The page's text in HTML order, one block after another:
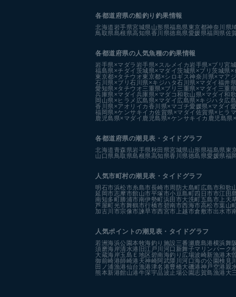
各都道府県の船釣り釣果情報
北海道岩手県宮城県山形県福島県東京都神奈川県
鳥取県島根県高知県香川県徳島県愛媛県福岡県佐
各都道府県の人気魚種の釣果情報
岩手県×マダラ 岩手県×スルメイカ岩手県×ブリ 宮
福島県×チダイ 茨城県×マダイ茨城県×ブリ 茨城県×
東京都×タチウオ東京都×シロギス神奈川県×マアジ
石川県×ブリ 石川県×キジハタ石川県×マダイ 福井
愛知県×タチウオ三重県×ブリ 三重県×マダイ 三重
兵庫県×マダイ 兵庫県×マダコ和歌山県×マダイ和
岡山県×ヒラメ 広島県×マダイ 広島県×キジハタ 広
香川県×アオリイカ 香川県×マゴチ愛媛県×マダイ
福岡県×ケンサキイカ佐賀県×マダイ 佐賀県×ヒラ
鹿児島県×マダイ 鹿児島県×ケンサキイカ 鹿児島県
各都道府県の潮見表 ・タイドグラフ
北海道青森県岩手県秋田県宮城県山形県福島県東
山口県鳥取県島根県高知県香川県徳島県愛媛県福
人気市町村の潮見表・タイドグラフ
明石市浜松市糸島市長崎市周防大島町広島市和歌
延岡市志摩市館山市平塚市小豆島町四日市市江田
南知多町勝浦市南伊勢町浜田市大洗町五島市 上天
芦屋町光市舞鶴市行橋市碧南市西海市高松市葉山
加古川市宗像市諫早市西宮市 上越市倉敷市出水市
人気ポイントの潮見表・タイドグラフ
若洲海浜公園本牧海釣り施設 三番瀬鹿島港横浜舞
須磨海岸清水港 旧江戸川河口 新舞子マリンパーク
大蔵海岸玉島Ｅ地区 碧南海釣り広場波崎新漁港木
御前崎港師崎港 天神崎 阿武隈川河口海の公園検見
田ノ浦漁港仙台漁港津名港豊橋大磯港神戸空港親
熊本新港館山港牛深宇品波止場公園志賀島漁港 大